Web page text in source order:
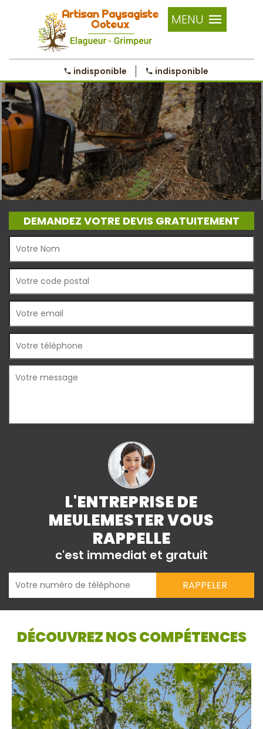
MENU
indisponible indisponible
DEMANDEZ VOTRE DEVIS GRATUITEMENT
L'ENTREPRISE DE
MEULEMESTER VOUS
RAPPELLE
c'est immediat et gratuit
DÉCOUVREZ NOS COMPÉTENCES